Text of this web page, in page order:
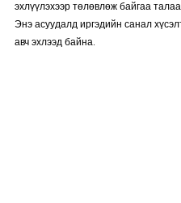
эхлүүлэхээр төлөвлөж байгаа
Энэ асуудалд иргэдийн санал
авч эхлээд байна.